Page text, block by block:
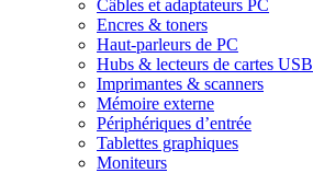
Câbles et adaptateurs PC
Encres & toners
Haut-parleurs de PC
Hubs & lecteurs de cartes USB
Imprimantes & scanners
Mémoire externe
Périphériques d’entrée
Tablettes graphiques
Moniteurs